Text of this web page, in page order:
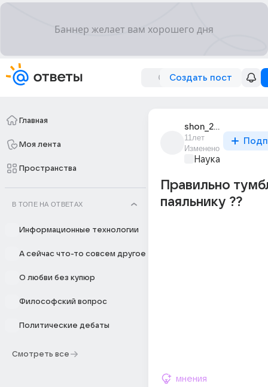
Создать пост
Главная
Моя лента
Пространства
В ТОПЕ НА ОТВЕТАХ
Информационные технологии
А сейчас что-то совсем другое
О любви без купюр
Философский вопрос
Политические дебаты
Смотреть все
shon_251
11лет
Изменено
Наука
Правильно
паяльнику ??
мнения